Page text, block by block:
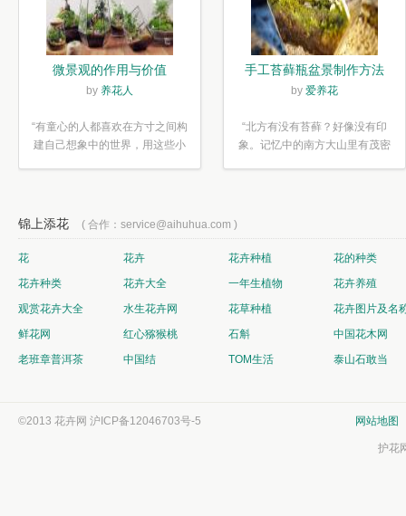
微景观的作用与价值
by 养花人
“有童心的人都喜欢在方寸之间构
建自己想象中的世界，用这些小
手工苔藓瓶盆景制作方法
by 爱养花
“北方有没有苔藓？好像没有印
象。记忆中的南方大山里有茂密
锦上添花 ( 合作：service@aihuhua.com )
花 花卉 花卉种植
花的种类
花卉种类
花卉大全 一年生植物
花卉养殖
观赏花卉大全
水生花卉网 花草种植
花卉图片及名
鲜花网
红心猕猴桃 石斛
中国花木网
老班章普洱茶
中国结 TOM生活 泰山石敢当
©2013 花卉网 沪ICP备12046703号-5 网站地图
护花